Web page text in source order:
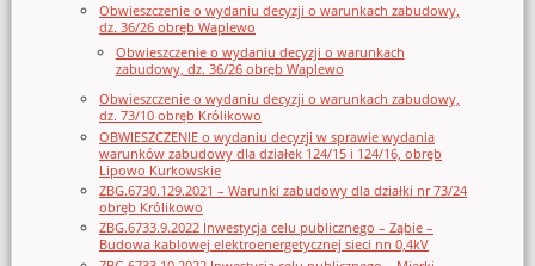
Obwieszczenie o wydaniu decyzji o warunkach zabudowy,
dz. 36/26 obręb Waplewo
Obwieszczenie o wydaniu decyzji o warunkach
zabudowy, dz. 36/26 obręb Waplewo
Obwieszczenie o wydaniu decyzji o warunkach zabudowy,
dz. 73/10 obręb Królikowo
OBWIESZCZENIE o wydaniu decyzji w sprawie wydania
warunków zabudowy dla działek 124/15 i 124/16, obręb
Lipowo Kurkowskie
ZBG.6730.129.2021 – Warunki zabudowy dla działki nr 73/24
obręb Królikowo
ZBG.6733.9.2022 Inwestycja celu publicznego – Ząbie –
Budowa kablowej elektroenergetycznej sieci nn 0,4kV